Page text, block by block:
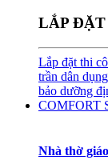
LẮP ĐẶT
Lắp đặt thi
trần dân
bảo dưỡng
COMFORT
Nhà thờ